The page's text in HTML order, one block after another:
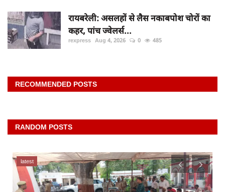
रायबरेली: असलहों से लैस नकाबपोश चोरों का
कहर, पांच ज्वेलर्स...
rexpress Aug 4, 2026 0 485
RECOMMENDED POSTS
RANDOM POSTS
latest